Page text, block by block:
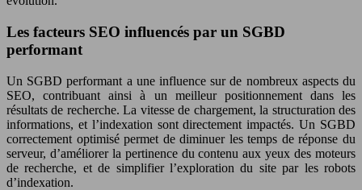
Les facteurs SEO influencés par un SGBD
performant
Un SGBD performant a une influence sur de nombreux aspects du
SEO, contribuant ainsi à un meilleur positionnement dans les
résultats de recherche. La vitesse de chargement, la structuration des
informations, et l’indexation sont directement impactés. Un SGBD
correctement optimisé permet de diminuer les temps de réponse du
serveur, d’améliorer la pertinence du contenu aux yeux des moteurs
de recherche, et de simplifier l’exploration du site par les robots
d’indexation.